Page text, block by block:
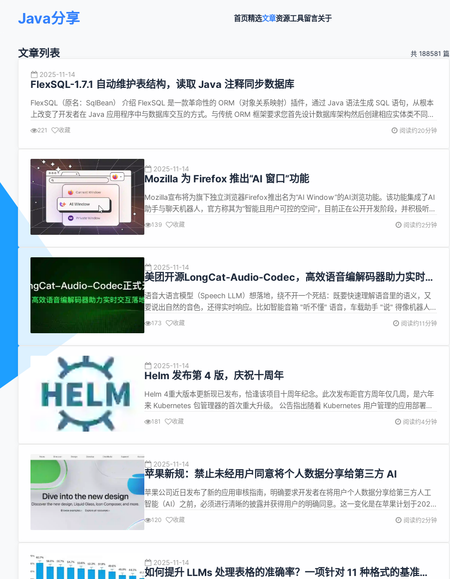
Java分享 首页精选文章资源工具留言关于
文章列表 共 188581 篇
2025-11-14
FlexSQL-1.7.1 自动维护表结构，读取 Java 注释同步数据库
FlexSQL（原名：SqlBean） 介绍 FlexSQL 是一款革命性的 ORM（对象关系映射）插件，通过 Java 语法生成 SQL 语句，从根本
上改变了开发者在 Java 应用程序中与数据库交互的方式。与传统 ORM 框架要求您首先设计数据库架构然后创建相应实体类不同，
FlexSQL 采用了代码优先的方式，让您可以直接专注于编写业务逻辑和实体类，数据...
221 收藏 阅读约20分钟
2025-11-14
Mozilla 为 Firefox 推出“AI 窗口”功能
Mozilla宣布将为旗下独立浏览器Firefox推出名为“AI Window”的AI浏览功能。该功能集成了AI
助手与聊天机器人，官方称其为“智能且用户可控的空间”，目前正在公开开发阶段，并积极听取
用户的意见和建议。据了解，AI Window是Firefox即将推出的三种浏览体验之一，用户可在传
139 收藏 阅读约2分钟
2025-11-14
美团开源LongCat-Audio-Codec，高效语音编解码器助力实时交
互落地
语音大语言模型（Speech LLM）想落地，绕不开一个死结：既要快速理解语音里的语义，又
要说出自然的音色，还得实时响应。比如智能音箱 "听不懂" 语音，车载助手 "说" 得像机器人，
实时翻译延迟卡半秒 ------深究根源，全在 "语音 Token 化"：作为拆分语音为 Speech LLM
173 收藏 阅读约11分钟
2025-11-14
Helm 发布第 4 版，庆祝十周年
Helm 4重大版本更新现已发布，恰逢该项目十周年纪念。此次发布距官方周年仅几周，是六年
来 Kubernetes 包管理器的首次重大升级。 公告指出随着 Kubernetes 用户管理的应用部署越
来越复杂，通常跨多个集群和环境，根据 CNCF 2024 年年度调查，40% 用户将 CI/CD 复杂
181 收藏 阅读约4分钟
2025-11-14
​苹果新规：禁止未经用户同意将个人数据分享给第三方 AI
苹果公司近日发布了新的应用审核指南，明确要求开发者在将用户个人数据分享给第三方人工
智能（AI）之前，必须进行清晰的披露并获得用户的明确同意。这一变化是在苹果计划于2026
年推出升级版 Siri 的背景下进行的。升级后的 Siri 将能够通过命令在不同应用之间执行操作，
120 收藏 阅读约2分钟
2025-11-14
如何提升 LLMs 处理表格的准确率？一项针对 11 种格式的基准测